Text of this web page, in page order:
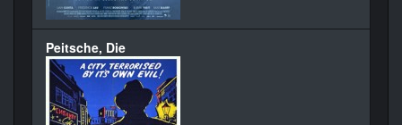
Peitsche, Die